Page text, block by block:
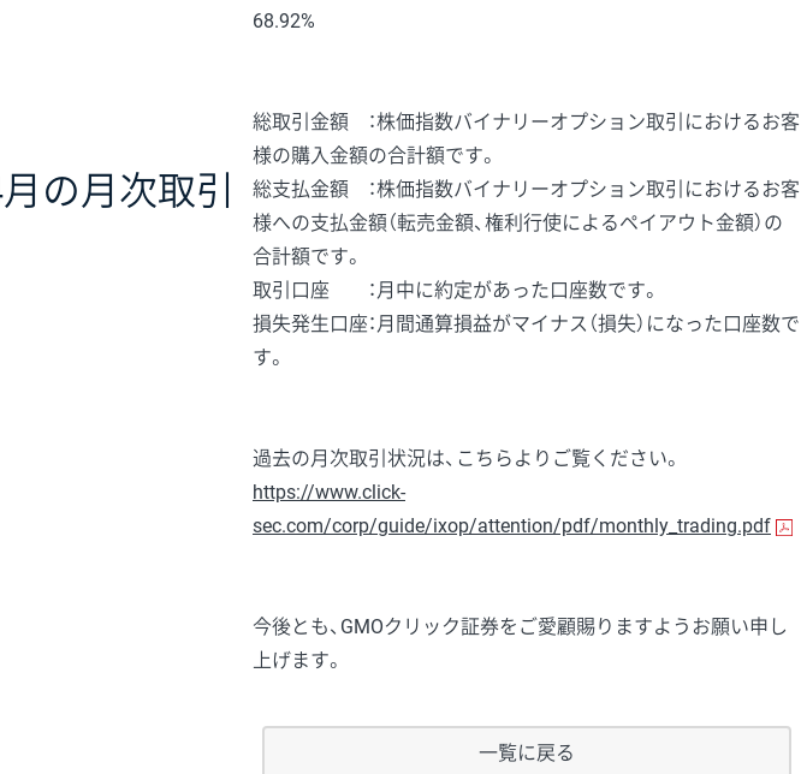
の月次取引
68.92%
総取引金額 ：株価指数バイナリーオプション取引におけるお客
様の購入金額の合計額です。
総支払金額 ：株価指数バイナリーオプション取引におけるお客
様への支払金額（転売金額、権利行使によるペイアウト金額）の
合計額です。
取引口座 ：月中に約定があった口座数です。
損失発生口座：月間通算損益がマイナス（損失）になった口座数で
す。
過去の月次取引状況は、こちらよりご覧ください。
https://www.click-
sec.com/corp/guide/ixop/attention/pdf/monthly_trading.pdf
今後とも、GMOクリック証券をご愛顧賜りますようお願い申し
上げます。
一覧に戻る